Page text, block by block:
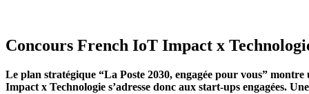
Concours French IoT Impact x
Le plan stratégique “La Poste 2030, engagée pour vous”
Impact x Technologie s’adresse donc aux start-ups engagées.